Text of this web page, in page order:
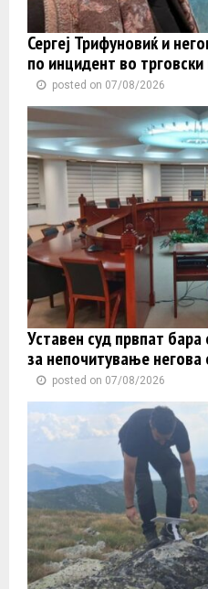
Сергеј Трифуновиќ и
по инцидент во
posted on 07/08/2026
Уставен суд првпат
за непочитување негова
posted on 07/08/2026